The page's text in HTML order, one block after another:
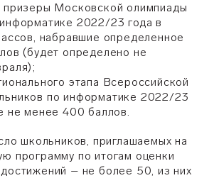
призеры Московской олимпиады
2022/23 года в
набравшие определенное
(будет определено не
этапа Всероссийской
по информатике 2022/23
не менее 400 баллов.
школьников, приглашаемых на
программу по итогам оценки
– не более 50, из них